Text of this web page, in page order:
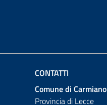
CONTATTI
Comune di Carmiano
Provincia di Lecce